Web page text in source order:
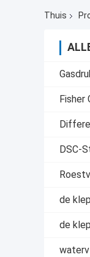
Thuis
Fisher
DSC-
de
de